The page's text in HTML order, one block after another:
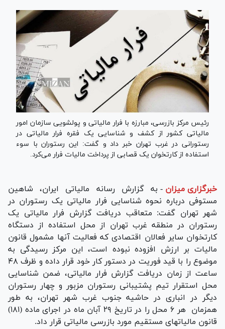
رئیس مرکز بازرسی، مبارزه با فرار مالیاتی و پولشویی سازمان امور
مالیاتی کشور از کشف و شناسایی یک فقره فرار مالیاتی در
رستورانی در غرب تهران خبر داد و گفت: این رستوران با سوء
استفاده از کارتخوان یک قصابی از پرداخت مالیات فرار می‌کرد.
خبرگزاری میزان - به گزارش رسانه مالیاتی ایران، شاهین
مستوفی درباره نحوه شناسایی فرار مالیاتی یک رستوران در
شهر تهران گفت: متعاقب دریافت گزارش فرار مالیاتی یک
رستوران در منطقه غرب تهران از محل استفاده از دستگاه
کارتخوان سایر فعالان اقتصادی که فعالیت آن­ها مشمول قانون
مالیات بر ارزش افزوده نبوده است، این مرکز رسیدگی به
موضوع را با قید فوریت در دستور کار خود قرار داده و ظرف ۴۸
ساعت از زمان دریافت گزارش فرار مالیاتی، ضمن شناسایی
محل استقرار تیم پشتیبانی رستوران مزبور و چهار رستوران
دیگر در انباری در حاشیه جنوب غرب شهر تهران، به طور
همزمان هر ۶ محل را در تاریخ ۲۹ آبان ماه در اجرای ماده (۱۸۱)
قانون مالیات‏های مستقیم مورد بازرسی مالیاتی قرار داد.